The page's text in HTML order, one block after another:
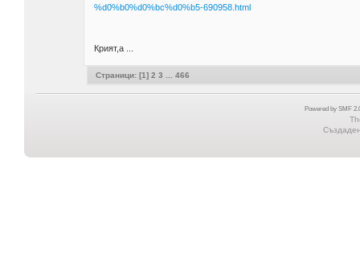
%d0%b0%d0%bc%d0%b5-690958.html
Крият,а ...
Страници: [1] 2 3 466
Powered by SMF